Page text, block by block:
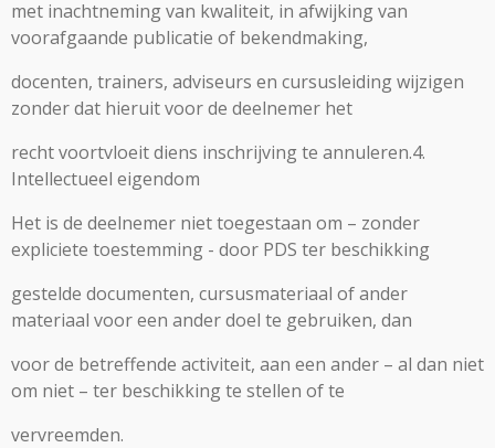
met inachtneming van kwaliteit, in afwijking van
voorafgaande publicatie of bekendmaking,
docenten, trainers, adviseurs en cursusleiding wijzigen
zonder dat hieruit voor de deelnemer het
recht voortvloeit diens inschrijving te annuleren.4.
Intellectueel eigendom
Het is de deelnemer niet toegestaan om – zonder
expliciete toestemming - door PDS ter beschikking
gestelde documenten, cursusmateriaal of ander
materiaal voor een ander doel te gebruiken, dan
voor de betreffende activiteit, aan een ander – al dan niet
om niet – ter beschikking te stellen of te
vervreemden.